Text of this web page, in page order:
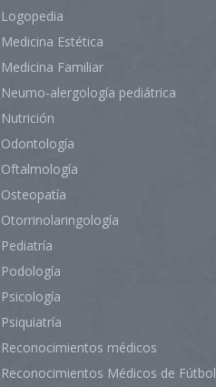
Logopedia
Medicina Estética
Medicina Familiar
Neumo-alergología pediátrica
Nutrición
Odontología
Oftalmología
Osteopatía
Otorrinolaringología
Pediatría
Podología
Psicología
Psiquiatría
Reconocimientos médicos
Reconocimientos Médicos de Fútbol